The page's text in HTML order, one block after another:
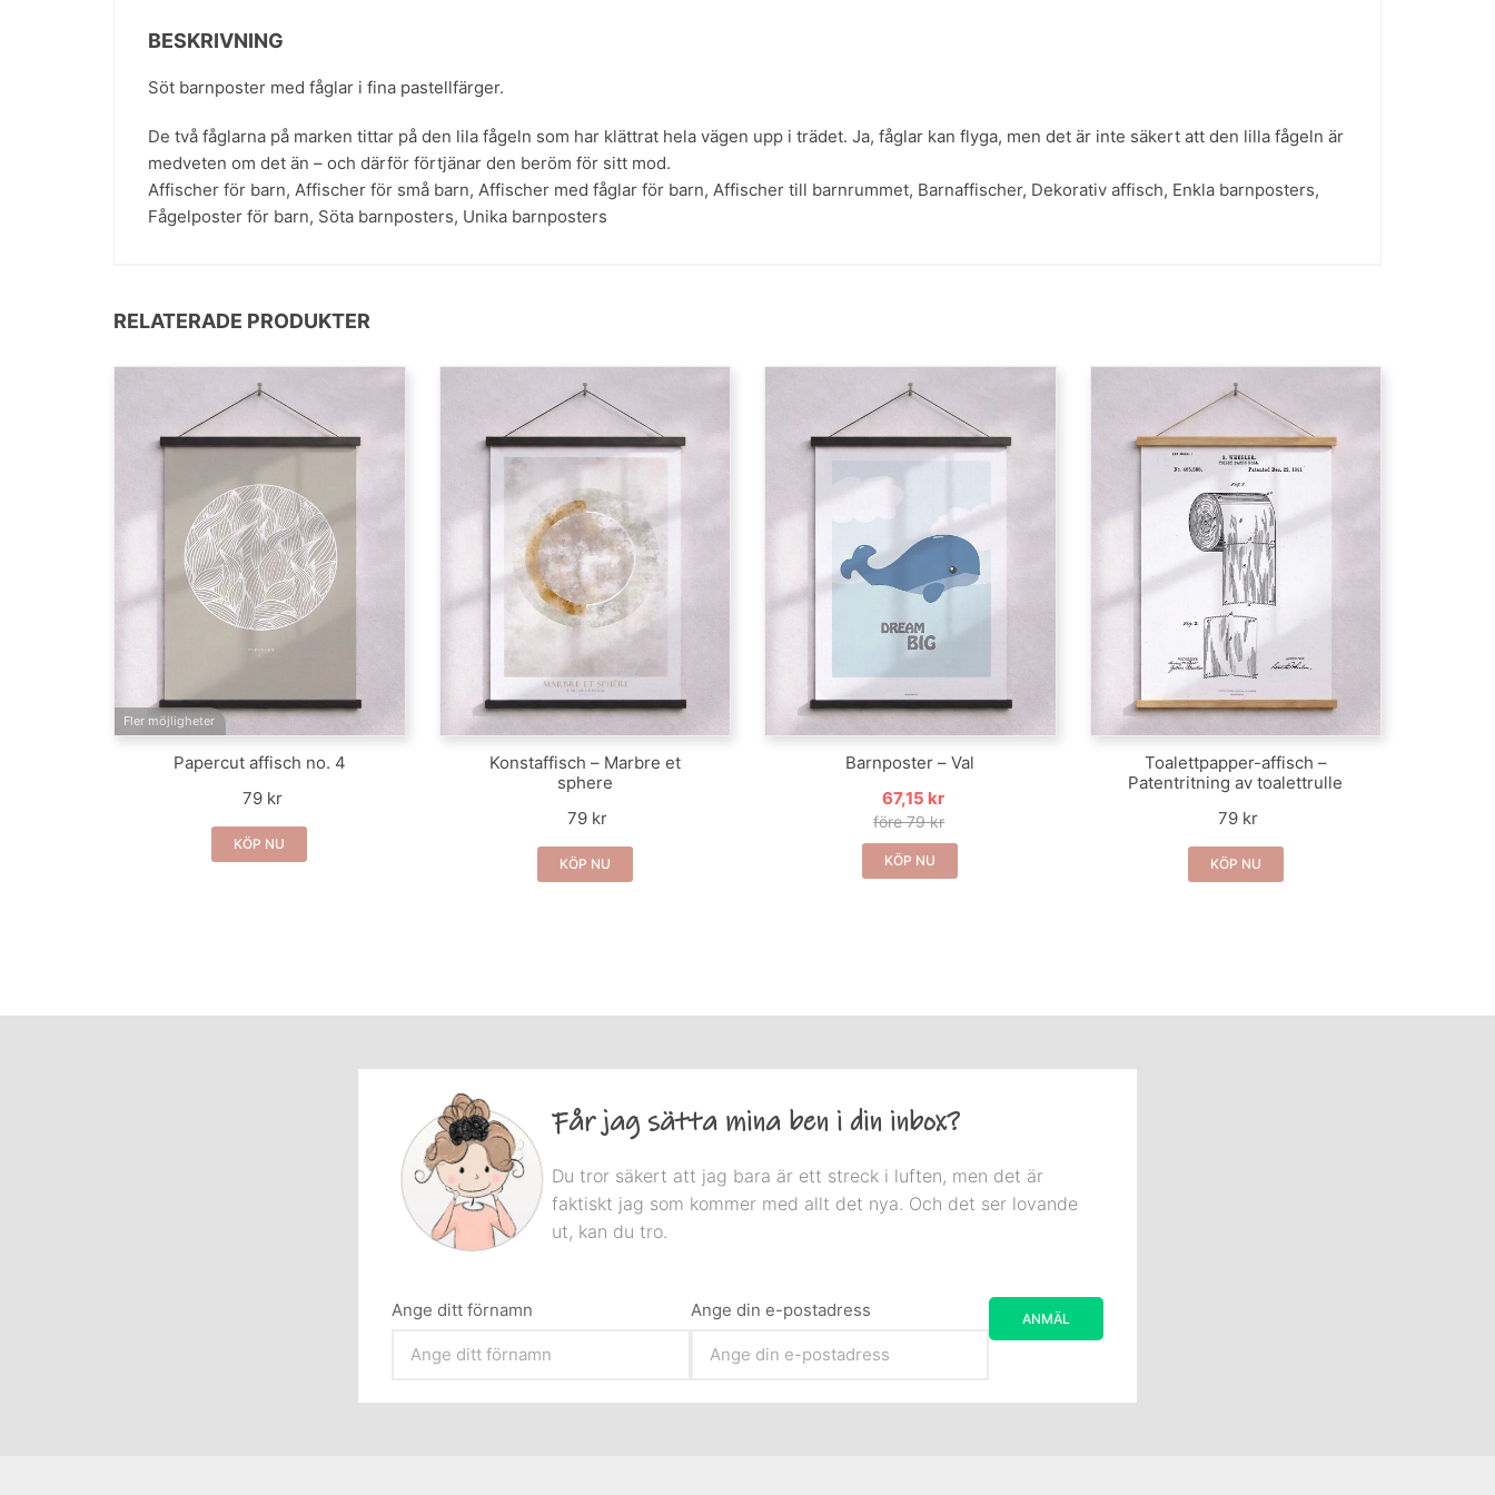
BESKRIVNING
Söt barnposter med fåglar i fina pastellfärger.
De två fåglarna på marken tittar på den lila fågeln som har klättrat hela vägen upp i trädet. Ja, fåglar kan flyga, men det är inte säkert att den lilla fågeln är
medveten om det än – och därför förtjänar den beröm för sitt mod.
Affischer för barn, Affischer för små barn, Affischer med fåglar för barn, Affischer till barnrummet, Barnaffischer, Dekorativ affisch, Enkla barnposters,
Fågelposter för barn, Söta barnposters, Unika barnposters
RELATERADE PRODUKTER
Fler möjligheter
Papercut affisch no. 4
79 kr
KÖP NU
Konstaffisch – Marbre et
sphere
79 kr
KÖP NU
Barnposter – Val
67,15 kr
före 79 kr
KÖP NU
Toalettpapper-affisch –
Patentritning av toalettrulle
79 kr
KÖP NU
Får jag sätta mina ben i din inbox?
Du tror säkert att jag bara är ett streck i luften, men det är
faktiskt jag som kommer med allt det nya. Och det ser lovande
ut, kan du tro.
Ange ditt förnamn Ange din e-postadress